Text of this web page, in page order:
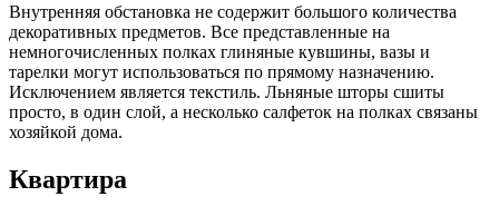
Внутренняя обстановка не содержит большого количества
декоративных предметов. Все представленные на
немногочисленных полках глиняные кувшины, вазы и
тарелки могут использоваться по прямому назначению.
Исключением является текстиль. Льняные шторы сшиты
просто, в один слой, а несколько салфеток на полках связаны
хозяйкой дома.
Квартира